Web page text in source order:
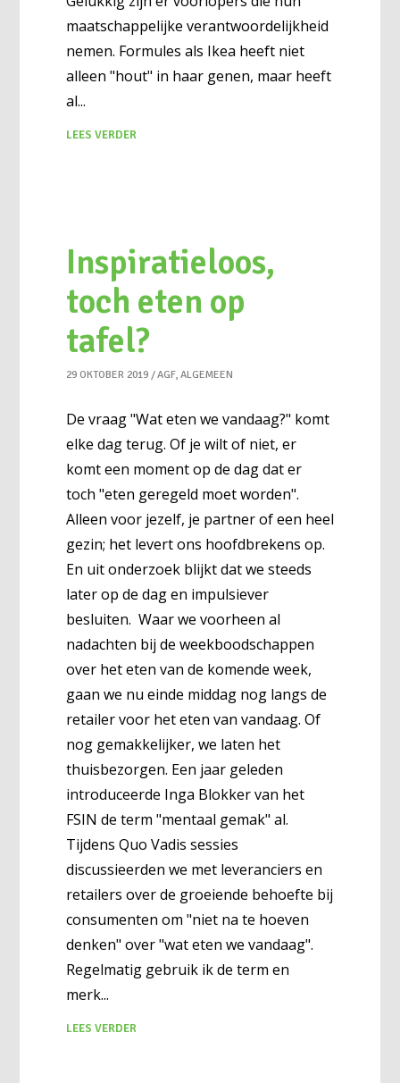
maatschappelijke verantwoordelijkheid
nemen. Formules als Ikea heeft niet
alleen "hout" in haar genen, maar heeft
al
LEES VERDER
Inspiratieloos,
toch eten op
tafel?
29 OKTOBER 2019 AGF, ALGEMEEN
De vraag "Wat eten we vandaag?" komt
elke dag terug. Of je wilt of niet, er
komt een moment op de dag dat er
toch "eten geregeld moet worden".
Alleen voor jezelf, je partner of een heel
gezin; het levert ons hoofdbrekens op.
En uit onderzoek blijkt dat we steeds
later op de dag en impulsiever
besluiten. Waar we voorheen al
nadachten bij de weekboodschappen
over het eten van de komende week,
gaan we nu einde middag nog langs de
retailer voor het eten van vandaag. Of
nog gemakkelijker, we laten het
thuisbezorgen. Een jaar geleden
introduceerde Inga Blokker van het
FSIN de term "mentaal gemak" al.
Tijdens Quo Vadis sessies
discussieerden we met leveranciers en
retailers over de groeiende behoefte bij
consumenten om "niet na te hoeven
denken" over "wat eten we vandaag".
Regelmatig gebruik ik de term en
merk
LEES VERDER